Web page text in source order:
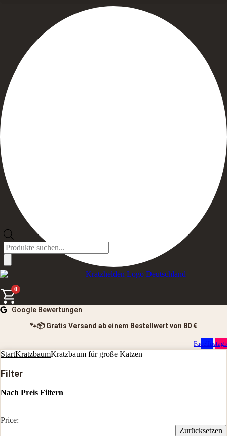
Products
search
0
Google Bewertungen
🐾📦 Gratis Versand ab einem Bestellwert von 80 €
Facebook
StartKratzbaumKratzbaum für große Katzen
Filter
Nach Preis Filtern
Price: —
Zurücksetzen